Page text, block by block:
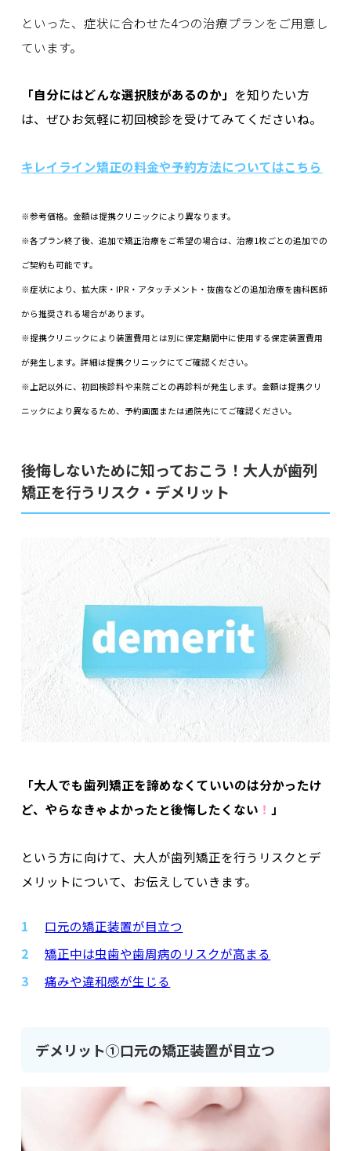
といった、症状に合わせた4つの治療プランをご用意し
ています。
「自分にはどんな選択肢があるのか」 を知りたい方
は、ぜひお気軽に初回検診を受けてみてくださいね。
キレイライン矯正の料金や予約方法についてはこちら
※参考価格。金額は提携クリニックにより異なります。
※各プラン終了後、追加で矯正治療をご希望の場合は、治療1枚ごとの追加での
ご契約も可能です。
※症状により、拡大床・IPR・アタッチメント・抜歯などの追加治療を歯科医師
から推奨される場合があります。
※提携クリニックにより装置費用とは別に保定期間中に使用する保定装置費用
が発生します。詳細は提携クリニックにてご確認ください。
※上記以外に、初回検診料や来院ごとの再診料が発生します。金額は提携クリ
ニックにより異なるため、予約画面または通院先にてご確認ください。
後悔しないために知っておこう！大人が歯列
矯正を行うリスク・デメリット
「大人でも歯列矯正を諦めなくていいのは分かったけ
ど、やらなきゃよかったと後悔したくない ！ 」
という方に向けて、大人が歯列矯正を行うリスクとデ
メリットについて、お伝えしていきます。
口元の矯正装置が目立つ
矯正中は虫歯や歯周病のリスクが高まる
痛みや違和感が生じる
デメリット①口元の矯正装置が目立つ